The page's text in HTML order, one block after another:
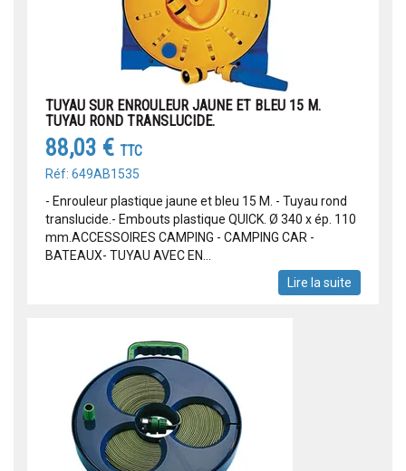
TUYAU SUR ENROULEUR JAUNE ET BLEU 15 M.
TUYAU ROND TRANSLUCIDE.
88,03 € TTC
Réf: 649AB1535
- Enrouleur plastique jaune et bleu 15 M. - Tuyau rond
translucide.- Embouts plastique QUICK. Ø 340 x ép. 110
mm.ACCESSOIRES CAMPING - CAMPING CAR -
BATEAUX- TUYAU AVEC EN...
Lire la suite